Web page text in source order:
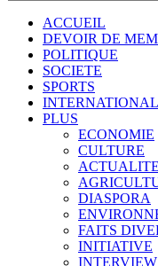
ACCUEIL
DEVOIR DE
POLITIQUE
SOCIETE
SPORTS
INTERNATIONAL
PLUS
ECONOMIE
CULTURE
DIASPORA
FAITS
INITIATIVE
INTERVIEW